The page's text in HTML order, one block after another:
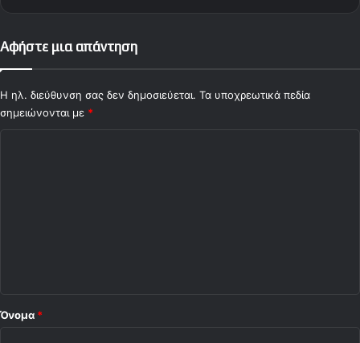
Αφήστε μια απάντηση
Η ηλ. διεύθυνση σας δεν δημοσιεύεται. Τα υποχρεωτικά πεδία
σημειώνονται με *
Όνομα *